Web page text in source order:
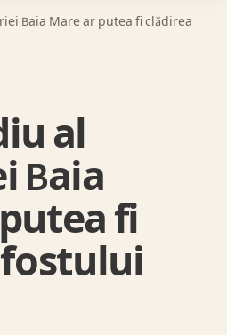
Baia Mare ar putea fi clădirea
al
Baia
fi